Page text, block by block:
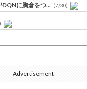
DQNに胸倉をつ... (7/30)
して左側に流れが...
Advertisement